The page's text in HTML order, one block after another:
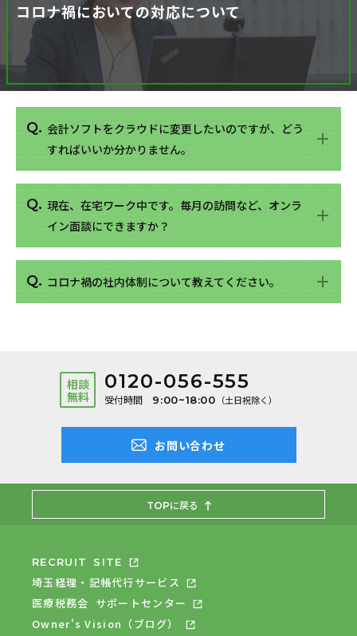
コロナ禍においての対応について
会計ソフトをクラウドに変更したいのですが、どう
すればいいか分かりません。
現在、在宅ワーク中です。毎月の訪問など、オンラ
イン面談にできますか？
コロナ禍の社内体制について教えてください。
相談
無料
0120-056-555
受付時間 9:00~18:00 （⼟⽇祝除く）
お問い合わせ
TOPに戻る
RECRUIT SITE
埼⽟経理・記帳代⾏サービス
医療税務会 サポートセンター
Owner's Vision（ブログ）